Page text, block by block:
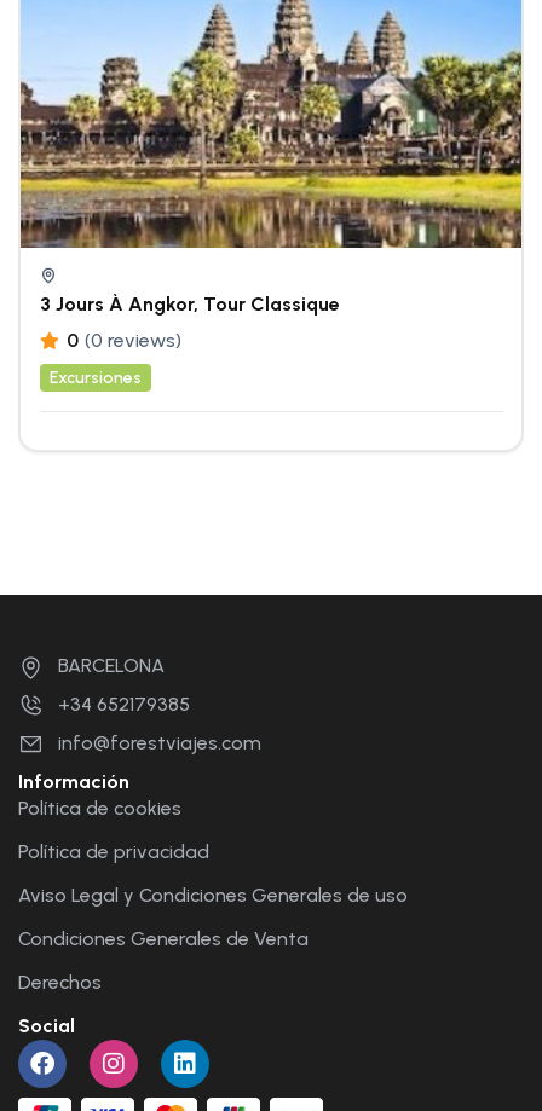
3 Jours À Angkor, Tour Classique
0 (0 reviews)
Excursiones
BARCELONA
+34 652179385
info@forestviajes.com
Información
Política de cookies
Política de privacidad
Aviso Legal y Condiciones Generales de uso
Condiciones Generales de Venta
Derechos
Social